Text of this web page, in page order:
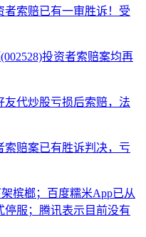
者索赔已有一审胜诉！受
投资者索赔案均再
友代炒股亏损后索赔，法
索赔案已有胜诉判决，亏
槟榔；百度糯米App已从
停服；腾讯表示目前没有